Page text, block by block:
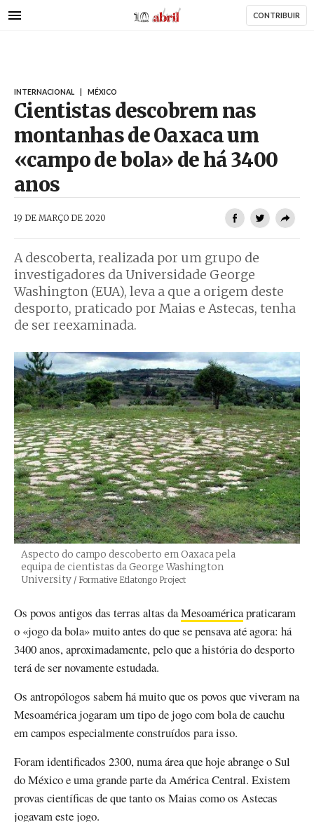
para
AbrilAbril CONTRIBUIR
INTERNACIONAL MÉXICO
Cientistas descobrem nas
montanhas de Oaxaca um
«campo de bola» de há 3400
anos
19 DE MARÇO DE 2020
A descoberta, realizada por um grupo de
investigadores da Universidade George
Washington (EUA), leva a que a origem deste
desporto, praticado por Maias e Astecas, tenha
de ser reexaminada.
Aspecto do campo descoberto em Oaxaca pela
equipa de cientistas da George Washington
University Créditos
/ Formative Etlatongo Project
Os povos antigos das terras altas daMesoaméricapraticaram
o «jogo da bola» muito antes do que se pensava até agora: há
3400 anos, aproximadamente, pelo que a história do desporto
terá de ser novamente estudada.
Os antropólogos sabem há muito que os povos que viveram na
Mesoamérica jogaram um tipo de jogo com bola de cauchu
em campos especialmente construídos para isso.
Foram identificados 2300, numa área que hoje abrange o Sul
do México e uma grande parte da América Central. Existem
provas científicas de que tanto os Maias como os Astecas
jogavam este jogo.